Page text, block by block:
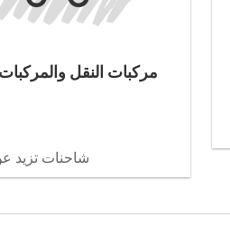
مركبات النقل والمركبات
شاحنات تزيد عن 7,5